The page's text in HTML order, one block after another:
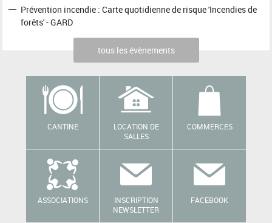
Prévention incendie : Carte quotidienne de risque 'Incendies de
forêts' - GARD
tous les évènements
CANTINE
LOCATION DE
SALLES
COMMERCES
ASSOCIATIONS
INSCRIPTION
NEWSLETTER
FACEBOOK